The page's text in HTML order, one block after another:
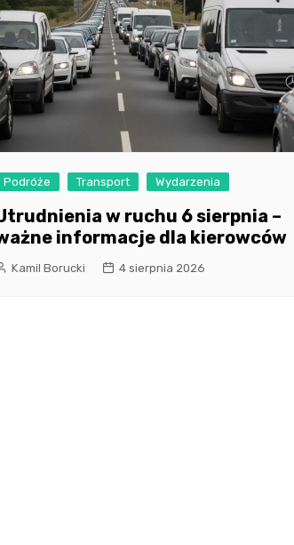
Podróże Transport Wydarzenia
w ruchu 6 sierpnia –
informacje dla kierowców
Kamil Borucki 4 sierpnia 2026